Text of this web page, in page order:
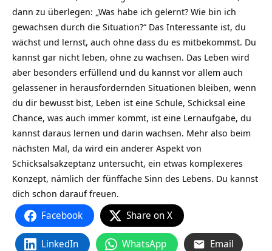
dann zu überlegen: „Was habe ich gelernt? Wie bin ich
gewachsen durch die Situation?“ Das Interessante ist, du
wächst und lernst, auch ohne dass du es mitbekommst. Du
kannst gar nicht leben, ohne zu wachsen. Das Leben wird
aber besonders erfüllend und du kannst vor allem auch
gelassener in herausfordernden Situationen bleiben, wenn
du dir bewusst bist, Leben ist eine Schule, Schicksal eine
Chance, was auch immer kommt, ist eine Lernaufgabe, du
kannst daraus lernen und darin wachsen. Mehr also beim
nächsten Mal, da wird ein anderer Aspekt von
Schicksalsakzeptanz untersucht, ein etwas komplexeres
Konzept, nämlich der fünffache Sinn des Lebens. Du kannst
dich schon darauf freuen.
Facebook Share on X
LinkedIn WhatsApp Email